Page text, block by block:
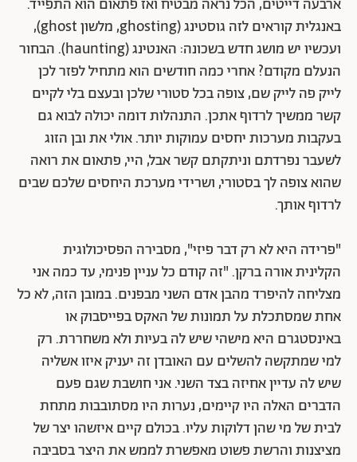
ארבעה דייטים, הכל נראה מבטיח ואז פתאום הוא התפייד.
באנגלית קוראים לזה גוסטינג (ghosting, מלשון ghost),
ועכשיו יש מושג חדש בשכונה: האנטינג (haunting). הבחור
הנעלם מקודם? אחרי כמה חודשים הוא מתחיל לפזר לכן
לייק פה לייק שם, צופה בכל סטורי שלכן ובעצם בלי לקיים
קשר ממשיך לרדוף אתכן. התנהלות דומה יכולה לבוא גם
בעקבות מערכות יחסים עמוקות יותר. אולי את ובן הזוג
לשעבר נפרדתם וניתקתם קשר אבל, היי, פתאום את רואה
שהוא צופה לך בסטורי, ושרידי מערכת היחסים שלכם שבים
לרדוף אותך.
"פרידה היא לא רק דבר פיזי", מסבירה הפסיכולוגית
הקלינית אורה ברקן. "זה קודם כל עניין פנימי, עד כמה אני
מצליחה להיפרד מהבן אדם השני מבפנים. במובן הזה, לא כל
אחת שמסתכלת על תמונות של האקס בפייסבוק או
באינסטגרם היא מישהי שיש לה בעיות ולא משחררת. רק
למי שמתקשה להשלים עם האובדן זה יעניק איזו אשליה
שיש לה עדיין אחיזה בצד השני. אני חושבת שגם פעם
הדברים האלה היו קיימים, נערות היו מסתובבות מתחת
לבית של מי שהן דלוקות עליו. בכולם קיים איזשהו יצר של
מציצנות והרשת פשוט מאפשרת לממש את היצר בסביבה